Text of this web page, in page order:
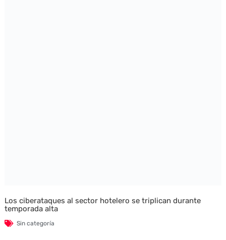
Los ciberataques al sector hotelero se triplican durante
temporada alta
Sin categoría